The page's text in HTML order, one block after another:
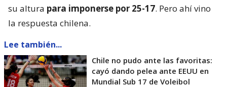
su altura para imponerse por 25-17. Pero ahí vino
la respuesta chilena.
Lee también...
Chile no pudo ante las favoritas:
cayó dando pelea ante EEUU en
Mundial Sub 17 de Voleibol